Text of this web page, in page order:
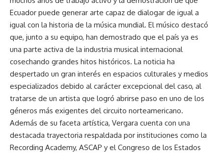
Ecuador puede generar arte capaz de dialogar de igual a
igual con la historia de la música mundial. El músico destacó
que, junto a su equipo, han demostrado que el país ya es
una parte activa de la industria musical internacional
cosechando grandes hitos históricos. La noticia ha
despertado un gran interés en espacios culturales y medios
especializados debido al carácter excepcional del caso, al
tratarse de un artista que logró abrirse paso en uno de los
géneros más exigentes del circuito norteamericano.
Además de su faceta artística, Vergara cuenta con una
destacada trayectoria respaldada por instituciones como la
Recording Academy, ASCAP y el Congreso de los Estados